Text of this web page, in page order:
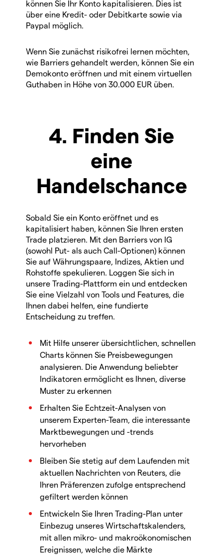
können Sie Ihr Konto kapitalisieren. Dies ist
über eine Kredit- oder Debitkarte sowie via
Paypal möglich.
Wenn Sie zunächst risikofrei lernen möchten,
wie Barriers gehandelt werden, können Sie ein
Demokonto eröffnen und mit einem virtuellen
Guthaben in Höhe von 30.000 EUR üben.
4. Finden Sie
eine
Handelschance
Sobald Sie ein Konto eröffnet und es
kapitalisiert haben, können Sie Ihren ersten
Trade platzieren. Mit den Barriers von IG
(sowohl Put- als auch Call-Optionen) können
Sie auf Währungspaare, Indizes, Aktien und
Rohstoffe spekulieren. Loggen Sie sich in
unsere Trading-Plattform ein und entdecken
Sie eine Vielzahl von Tools und Features, die
Ihnen dabei helfen, eine fundierte
Entscheidung zu treffen.
Mit Hilfe unserer übersichtlichen, schnellen
Charts können Sie Preisbewegungen
analysieren. Die Anwendung beliebter
Indikatoren ermöglicht es Ihnen, diverse
Muster zu erkennen
Erhalten Sie Echtzeit-Analysen von
unserem Experten-Team, die interessante
Marktbewegungen und -trends
hervorheben
Bleiben Sie stetig auf dem Laufenden mit
aktuellen Nachrichten von Reuters, die
Ihren Präferenzen zufolge entsprechend
gefiltert werden können
Entwickeln Sie Ihren Trading-Plan unter
Einbezug unseres Wirtschaftskalenders,
mit allen mikro- und makroökonomischen
Ereignissen, welche die Märkte